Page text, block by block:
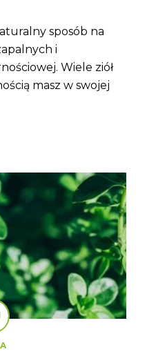
sposób na
i
Wiele ziół
masz w swojej